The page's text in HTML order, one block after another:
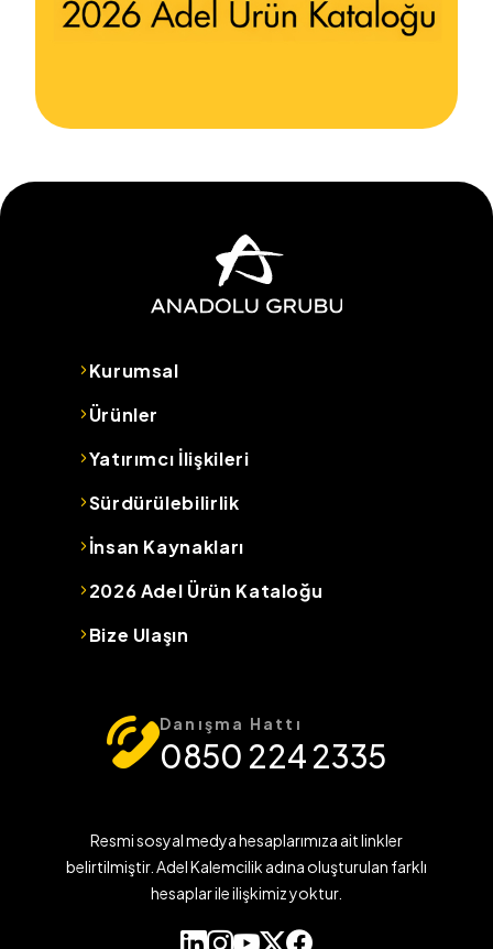
Kurumsal
Ürünler
Yatırımcı İlişkileri
Sürdürülebilirlik
İnsan Kaynakları
2026 Adel Ürün Kataloğu
Bize Ulaşın
Danışma Hattı
0850 224 2335
Resmi sosyal medya hesaplarımıza ait linkler
belirtilmiştir. Adel Kalemcilik adına oluşturulan farklı
hesaplar ile ilişkimiz yoktur.